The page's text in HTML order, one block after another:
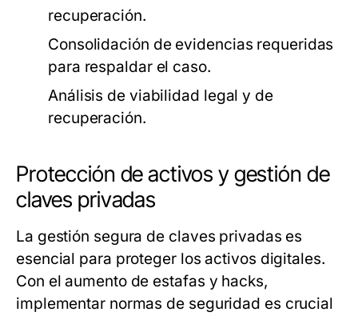
recuperación.
Consolidación de evidencias requeridas
para respaldar el caso.
Análisis de viabilidad legal y de
recuperación.
Protección de activos y gestión de
claves privadas
La gestión segura de claves privadas es
esencial para proteger los activos digitales.
Con el aumento de estafas y hacks,
implementar normas de seguridad es crucial